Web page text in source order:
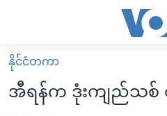
လွယ်ကူ
စေ
မူလစာမျက်နှာ
မြန်မာ
နိုင်ငံတကာ
အီရန်က ဒုံးကျည်သစ်